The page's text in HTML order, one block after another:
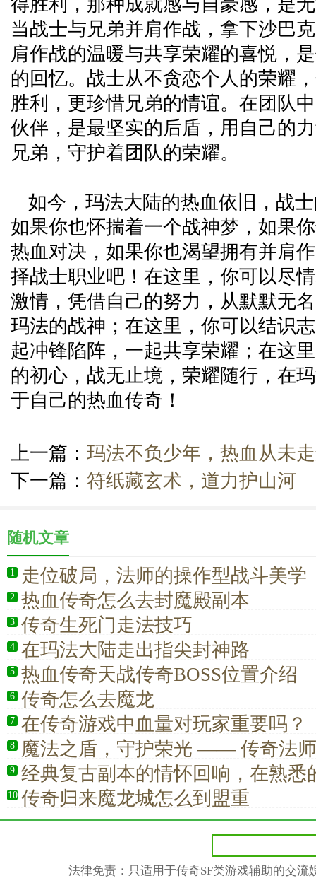
得胜利，那种成就感与自豪感，是
当战士与兄弟并肩作战，拿下沙巴
肩作战的温暖与共享荣耀的喜悦，
的回忆。战士从不贪恋个人的荣耀
胜利，更珍惜兄弟的情谊。在团队
伙伴，是最坚实的后盾，用自己的
兄弟，守护着团队的荣耀。
如今，玛法大陆的热血依旧，战
如果你也怀揣着一个战神梦，如果
热血对决，如果你也渴望拥有并肩
择战士职业吧！在这里，你可以尽
激情，凭借自己的努力，从默默无
玛法的战神；在这里，你可以结识
起冲锋陷阵，一起共享荣耀；在这
的初心，战无止境，荣耀随行，在
于自己的热血传奇！
上一篇： 玛法不负少年，热血从未
下一篇： 符纸藏玄术，道力护山河
随机文章
1 走位破局，法师的操作型战斗美学
2 热血传奇怎么去封魔殿副本
3 传奇生死门走法技巧
4 在玛法大陆走出指尖封神路
5 热血传奇天战传奇BOSS位置介绍
6 传奇怎么去魔龙
7 在传奇游戏中血量对玩家重要吗？
8
魔法之盾，守护荣光 —— 传奇法
法神的蜕变之路
9 经典复古副本的情怀回响，在熟悉
拾热血青春
10 传奇归来魔龙城怎么到盟重
法律免责：只适用于传奇SF类游戏辅助的交